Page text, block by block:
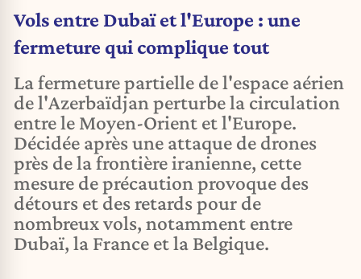
Vols entre Dubaï et l'Europe : une
fermeture qui complique tout
La fermeture partielle de l'espace aérien
de l'Azerbaïdjan perturbe la circulation
entre le Moyen-Orient et l'Europe.
Décidée après une attaque de drones
près de la frontière iranienne, cette
mesure de précaution provoque des
détours et des retards pour de
nombreux vols, notamment entre
Dubaï, la France et la Belgique.